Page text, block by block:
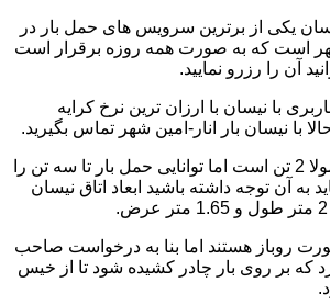
یکی از برترین سرویس های حمل بار در
شهر است که به صورت همه روزه برقرار است
آن را رزرو نمایید.
با نیسان با ارزان ترین نرخ کرایه
با نیسان بار انار-امین شهر تماس بگیرید.
ظرفیت نیسان ها معمولا 2 تن است اما توانایی حمل بار تا سه تن را
به آن توجه داشته باشید ابعاد اتاق نیسان
روباز هستند اما بنا به درخواست صاحب
که بر روی بار چادر کشیده شود تا از خیس